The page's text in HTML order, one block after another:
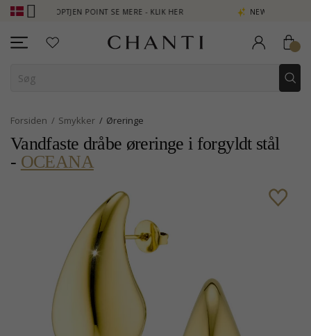
OPTJEN POINT SE MERE - KLIK HER NEW COLLECTION | AURA
Forsiden Smykker Øreringe
Vandfaste dråbe øreringe i forgyldt stål
- OCEANA